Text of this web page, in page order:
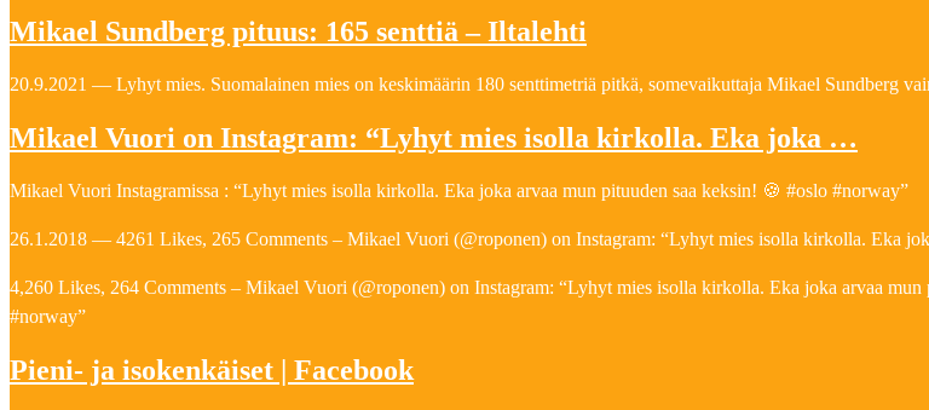
Mikael Sundberg pituus: 165 senttiä – Iltalehti
20.9.2021 — Lyhyt mies. Suomalainen mies on keskimäärin 180 senttimetriä pitkä, somevaikuttaja Mikael Sundberg
Mikael Vuori on Instagram: “Lyhyt mies isolla kirkolla. Eka joka …
Mikael Vuori Instagramissa : “Lyhyt mies isolla kirkolla. Eka joka arvaa mun pituuden saa keksin! 🍪 #oslo #norway”
26.1.2018 — 4261 Likes, 265 Comments – Mikael Vuori (@roponen) on Instagram: “Lyhyt mies isolla kirkolla. Eka
4,260 Likes, 264 Comments – Mikael Vuori (@roponen) on Instagram: “Lyhyt mies isolla kirkolla. Eka joka arvaa mun
#norway”
Pieni- ja isokenkäiset | Facebook